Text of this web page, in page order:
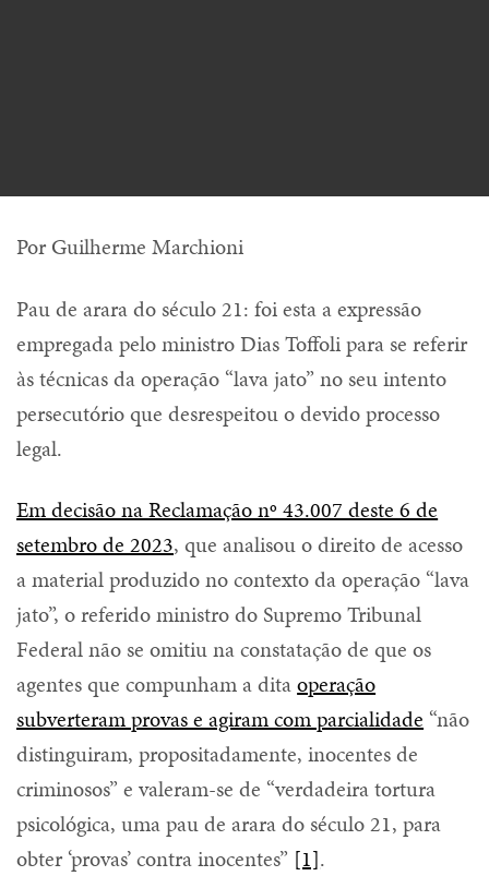
Por Guilherme Marchioni
Pau de arara do século 21: foi esta a expressão
empregada pelo ministro Dias Toffoli para se referir
às técnicas da operação “lava jato” no seu intento
persecutório que desrespeitou o devido processo
legal.
Em decisão na Reclamação nº 43.007 deste 6 de
setembro de 2023, que analisou o direito de acesso
a material produzido no contexto da operação “lava
jato”, o referido ministro do Supremo Tribunal
Federal não se omitiu na constatação de que os
agentes que compunham a ditaoperação
subverteram provas e agiram com parcialidade “não
distinguiram, propositadamente, inocentes de
criminosos” e valeram-se de “verdadeira tortura
psicológica, uma pau de arara do século 21, para
obter ‘provas’ contra inocentes” [1].